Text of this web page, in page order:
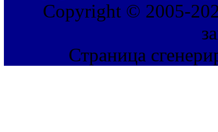
Copyright © 2005-
Страница